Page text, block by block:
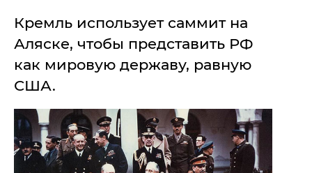
Пресса
Шоу-биз
Здоровье
Украина
Культура
Крыму
"ДНР"
"ЛНР"
Оккупация Крыма
Здоровье
Помощь проекту
Стиль Диалога
Шоу-биз
Кремль использует саммит на
Аляске, чтобы представить РФ
как мировую державу, равную
США.